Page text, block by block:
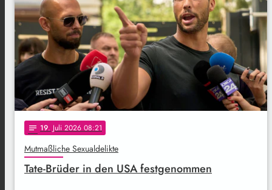
notes 19. Juli 2026 08:21
Mutmaßliche Sexualdelikte
Tate-Brüder in den USA festgenommen